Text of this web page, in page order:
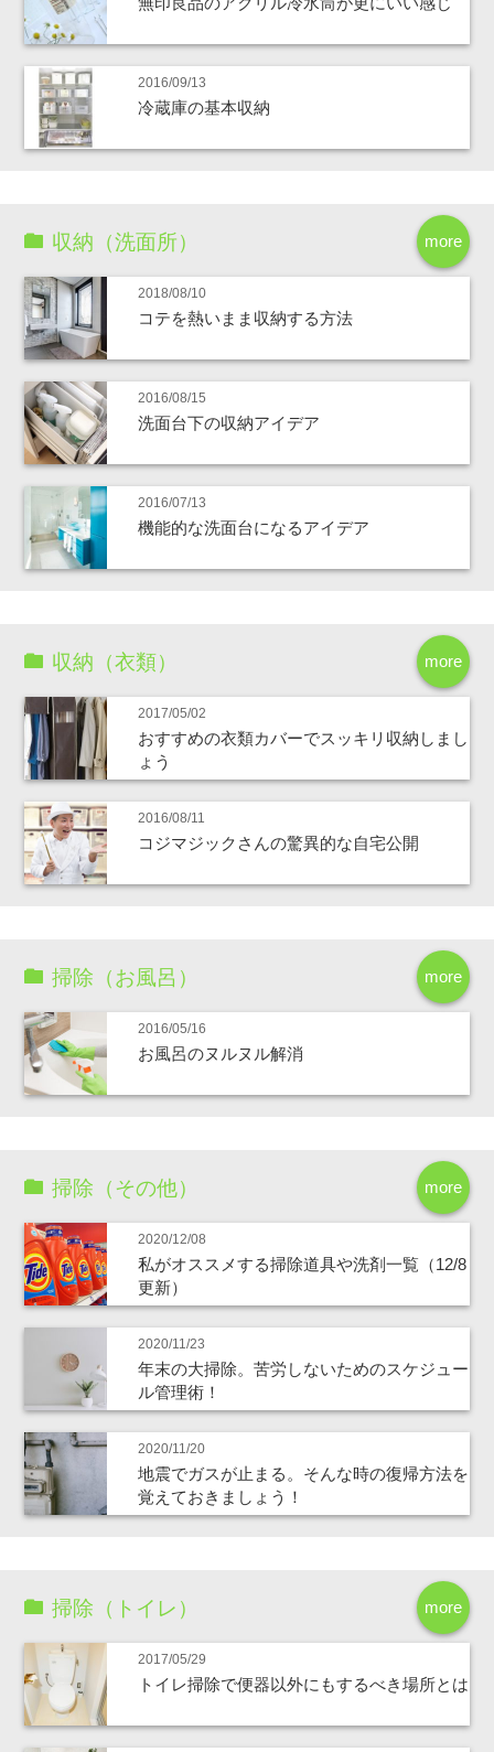
2016/09/13
冷蔵庫の基本収納
more
収納（洗面所）
2018/08/10
コテを熱いまま収納する方法
2016/08/15
洗面台下の収納アイデア
2016/07/13
機能的な洗面台になるアイデア
more
収納（衣類）
2017/05/02
おすすめの衣類カバーでスッキリ収納しまし
ょう
2016/08/11
コジマジックさんの驚異的な自宅公開
more
掃除（お風呂）
2016/05/16
お風呂のヌルヌル解消
more
掃除（その他）
2020/12/08
私がオススメする掃除道具や洗剤一覧（12/8
更新）
2020/11/23
年末の大掃除。苦労しないためのスケジュー
ル管理術！
2020/11/20
地震でガスが止まる。そんな時の復帰方法を
覚えておきましょう！
more
掃除（トイレ）
2017/05/29
トイレ掃除で便器以外にもするべき場所とは